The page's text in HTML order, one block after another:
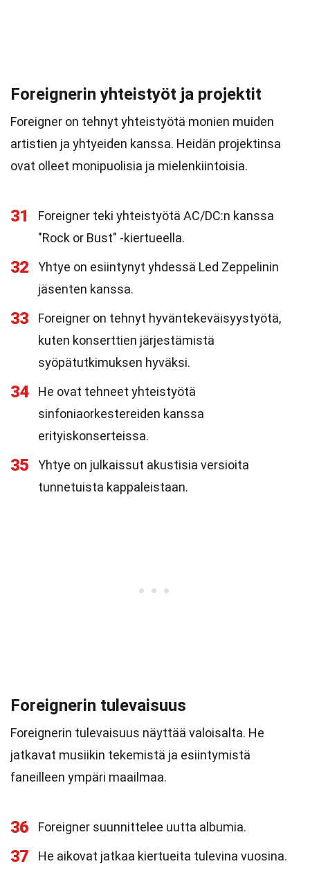
Foreignerin yhteistyöt ja projektit
Foreigner on tehnyt yhteistyötä monien muiden
artistien ja yhtyeiden kanssa. Heidän projektinsa
ovat olleet monipuolisia ja mielenkiintoisia.
31
Foreigner teki yhteistyötä AC/DC:n kanssa
"Rock or Bust" -kiertueella.
32
Yhtye on esiintynyt yhdessä Led Zeppelinin
jäsenten kanssa.
33
Foreigner on tehnyt hyväntekeväisyystyötä,
kuten konserttien järjestämistä
syöpätutkimuksen hyväksi.
34
He ovat tehneet yhteistyötä
sinfoniaorkestereiden kanssa
erityiskonserteissa.
35
Yhtye on julkaissut akustisia versioita
tunnetuista kappaleistaan.
Foreignerin tulevaisuus
Foreignerin tulevaisuus näyttää valoisalta. He
jatkavat musiikin tekemistä ja esiintymistä
faneilleen ympäri maailmaa.
36 Foreigner suunnittelee uutta albumia.
37 He aikovat jatkaa kiertueita tulevina vuosina.